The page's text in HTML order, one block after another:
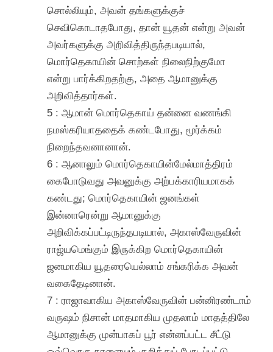
சொல்லியும், அவன் தங்களுக்குச்
செவிகொடாதபோது, தான் யூதன் என்று அவன்
அவர்களுக்கு அறிவித்திருந்தபடியால்,
மொர்தெகாயின் சொற்கள் நிலைநிற்குமோ
என்று பார்க்கிறதற்கு, அதை ஆமானுக்கு
அறிவித்தார்கள்.
5 : ஆமான் மொர்தெகாய் தன்னை வணங்கி
நமஸ்கரியாததைக் கண்டபோது, மூர்க்கம்
நிறைந்தவனானான்.
6 : ஆனாலும் மொர்தெகாயின்மேல்மாத்திரம்
கைபோடுவது அவனுக்கு அற்பக்காரியமாகக்
கண்டது; மொர்தெகாயின் ஜனங்கள்
இன்னாரென்று ஆமானுக்கு
அறிவிக்கப்பட்டிருந்தபடியால், அகாஸ்வேருவின்
ராஜ்யமெங்கும் இருக்கிற மொர்தெகாயின்
ஜனமாகிய யூதரையெல்லாம் சங்கரிக்க அவன்
வகைதேடினான்.
7 : ராஜாவாகிய அகாஸ்வேருவின் பன்னிரண்டாம்
வருஷம் நிசான் மாதமாகிய முதலாம் மாதத்திலே
ஆமானுக்கு முன்பாகப் பூர் என்னப்பட்ட சீட்டு